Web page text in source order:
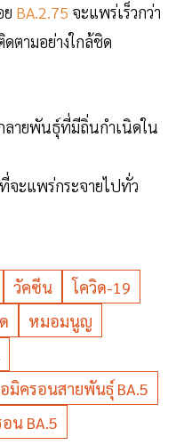
ย BA.2.75 จะแพร่เร็วกว่า
ตามอย่างใกล้ชิด
ลายพันธุ์ที่มีถิ่นกำเนิดใน
จะแพร่กระจายไปทั่ว
วัคซีน
โควิด-19
หมอมนูญ
มิครอนสายพันธุ์ BA.5
น BA.5